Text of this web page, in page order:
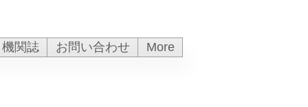
機関誌 お問い合わせ More